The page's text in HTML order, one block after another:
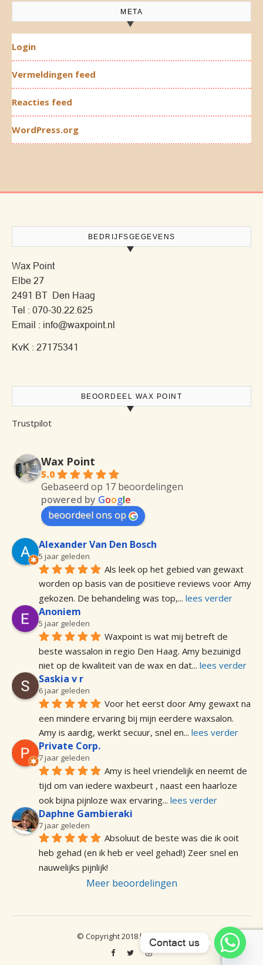
META
Login
Vermeldingen feed
Reacties feed
WordPress.org
BEDRIJFSGEGEVENS
Wax Point
Elbe 27
2491 BT Den Haag
Tel : 070-30.22.625
Email : info@waxpoint.nl
KvK : 27175341
BEOORDEEL WAX POINT
Trustpilot
Wax Point
5.0
Gebaseerd op 17 beoordelingen
powered by Google
beoordeel ons op
Alexander Van Den Bosch
5 jaar geleden
Als leek op het gebied van gewaxt
worden op basis van de positieve reviews voor Amy
gekozen. De behandeling was top,... lees verder
Anoniem
5 jaar geleden
Waxpoint is wat mij betreft de
beste wassalon in regio Den Haag. Amy bezuinigd
niet op de kwaliteit van de wax en dat... lees verder
Saskia v r
6 jaar geleden
Voor het eerst door Amy gewaxt na
een mindere ervaring bij mijn eerdere waxsalon.
Amy is aardig, werkt secuur, snel en... lees verder
Private Corp.
7 jaar geleden
Amy is heel vriendelijk en neemt de
tijd om van iedere waxbeurt , naast een haarloze
ook bijna pijnloze wax ervaring... lees verder
Daphne Gambieraki
7 jaar geleden
Absoluut de beste was die ik ooit
heb gehad (en ik heb er veel gehad!) Zeer snel en
nauwelijks pijnlijk!
Meer beoordelingen
© Copyright 2018 by Wax Point
Contact us